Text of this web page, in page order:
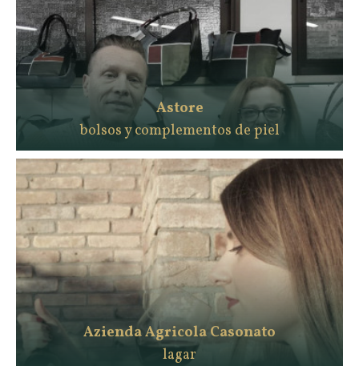
Astore
bolsos y complementos de piel
Azienda Agricola Casonato
lagar